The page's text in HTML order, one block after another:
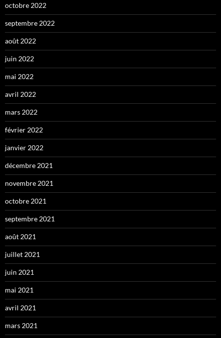
octobre 2022
septembre 2022
août 2022
juin 2022
mai 2022
avril 2022
mars 2022
février 2022
janvier 2022
décembre 2021
novembre 2021
octobre 2021
septembre 2021
août 2021
juillet 2021
juin 2021
mai 2021
avril 2021
mars 2021